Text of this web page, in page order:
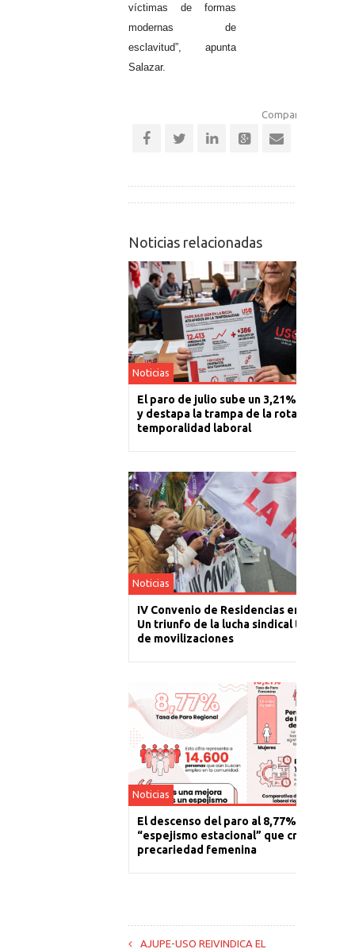
víctimas de formas
modernas de
esclavitud”, apunta
Salazar.
Comparte esta
Noticias relacionadas
Noticias
El paro de julio sube un 3,21% en La
y destapa la trampa de la rotación y la
temporalidad laboral
Noticias
IV Convenio de Residencias en La Rioja:
Un triunfo de la lucha sindical tras un año
de movilizaciones
Noticias
El descenso del paro al 8,77% es un
“espejismo estacional” que cronifica la
precariedad femenina
AJUPE-USO REIVINDICA EL